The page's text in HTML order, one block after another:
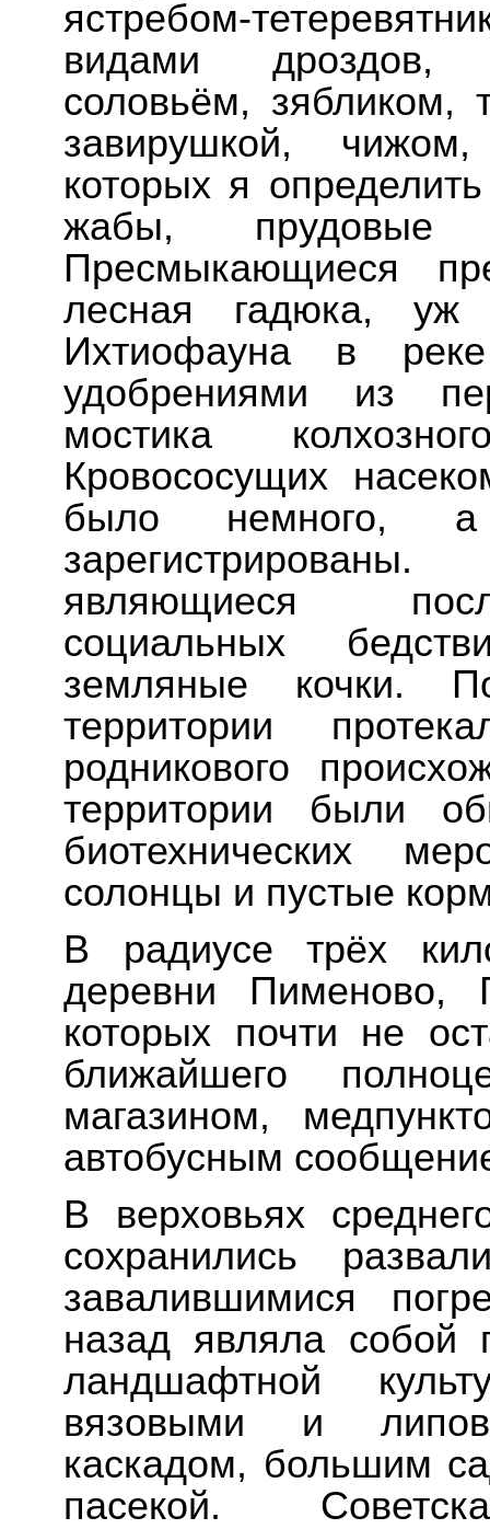
ястребом-
видами дроздов,
соловьём, зябликом,
завирушкой,
которых я
жабы, прудовые
Пресмыкающиеся
лесная гадюка,
Ихтиофауна в
удобрениями из
мостика
Кровососущих
было немного,
являющиеся
социальных
земляные кочки.
территории
родникового
территории были
биотехнических
солонцы и пустые
В радиусе трёх
деревни Пименово,
которых почти не
ближайшего
магазином,
автобусным
В верховьях
сохранились
завалившимися
назад являла собой
ландшафтной
вязовыми и
каскадом, большим
пасекой.